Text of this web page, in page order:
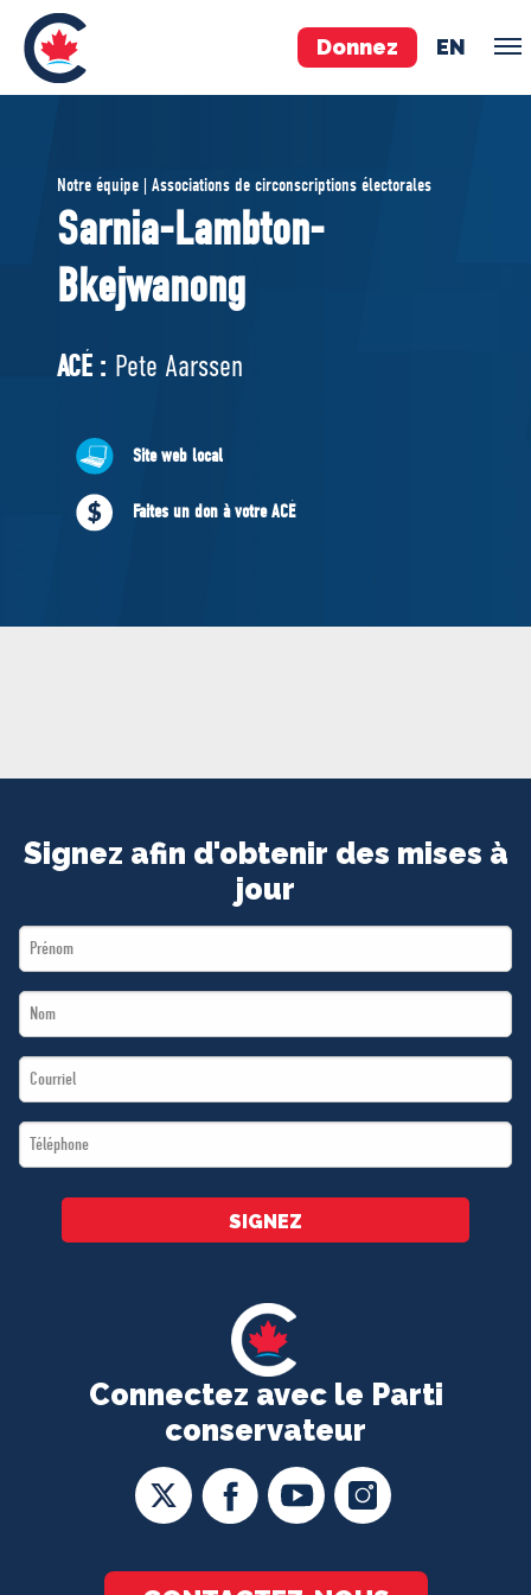
Donnez EN
ÉQUIPE
Pierre Poilievre
Vos députés conservateurs
Cabinet fantôme
ACÉ
À PROPOS
Documents constitutifs
ADHÉREZ
Notre équipe | Associations de circonscriptions électorales
Sarnia-Lambton-
Bkejwanong
ACÉ : Pete Aarssen
Site web local
Faites un don à votre ACÉ
Connectez avec le Parti
conservateur
Signez afin d'obtenir des mises à
jour
First
Name
Last
Name
Email
*
Téléphone
*
SIGNEZ